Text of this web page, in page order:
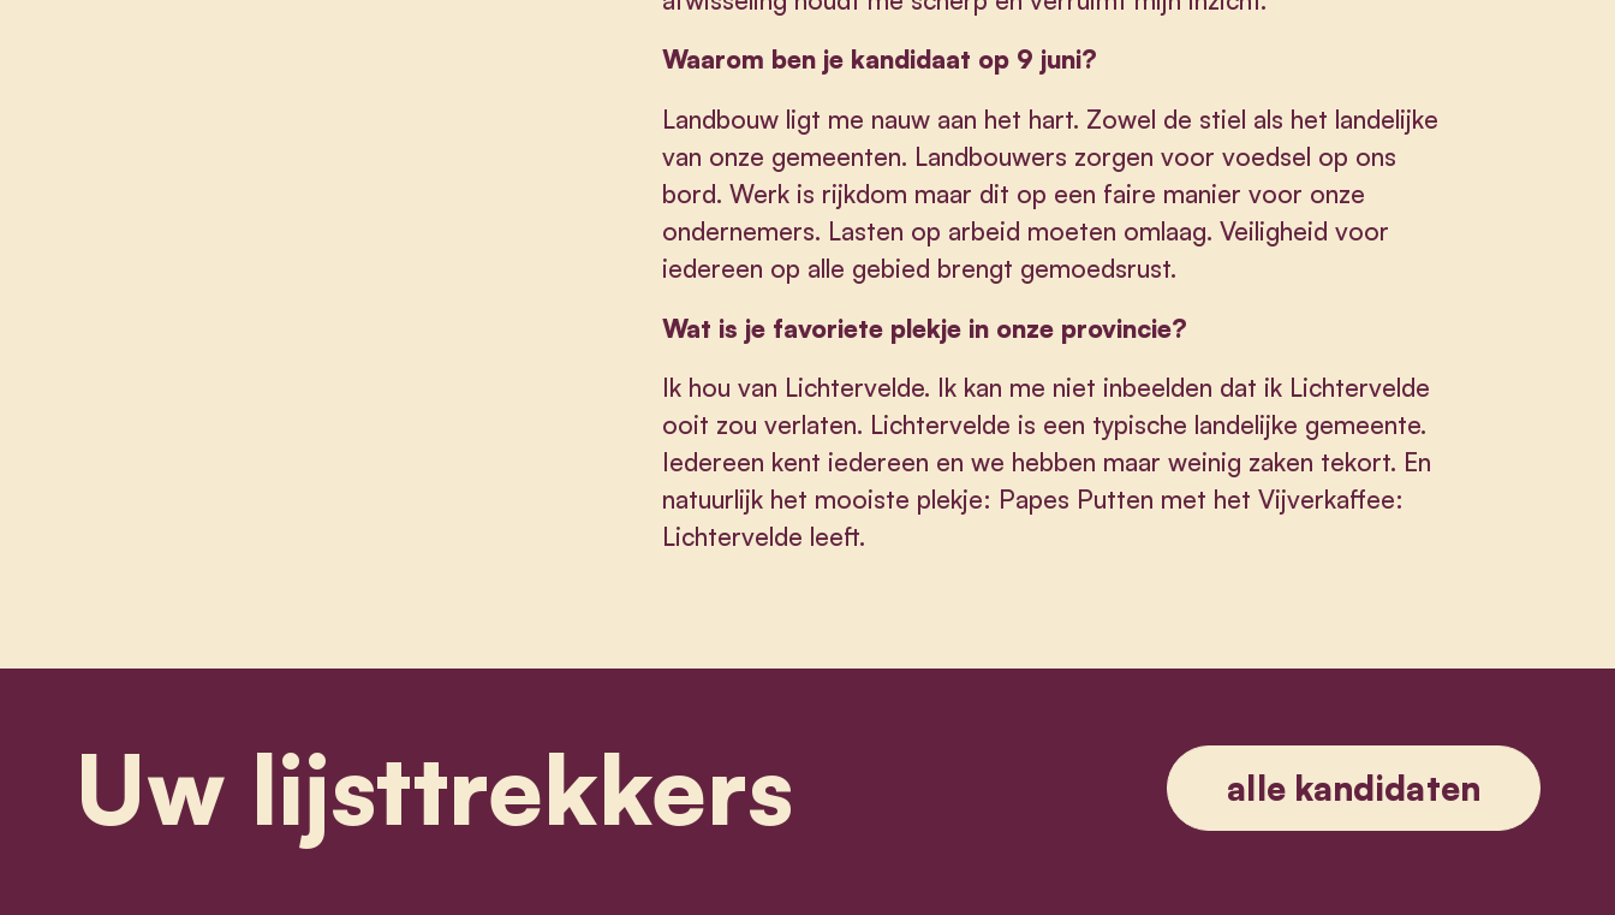
Waarom ben je kandidaat op 9 juni?
Landbouw ligt me nauw aan het hart. Zowel de stiel als het landelijke
van onze gemeenten. Landbouwers zorgen voor voedsel op ons
bord. Werk is rijkdom maar dit op een faire manier voor onze
ondernemers. Lasten op arbeid moeten omlaag. Veiligheid voor
iedereen op alle gebied brengt gemoedsrust.
Wat is je favoriete plekje in onze provincie?
Ik hou van Lichtervelde. Ik kan me niet inbeelden dat ik Lichtervelde
ooit zou verlaten. Lichtervelde is een typische landelijke gemeente.
Iedereen kent iedereen en we hebben maar weinig zaken tekort. En
natuurlijk het mooiste plekje: Papes Putten met het Vijverkaffee:
Lichtervelde leeft.
Uw lijsttrekkers alle kandidaten